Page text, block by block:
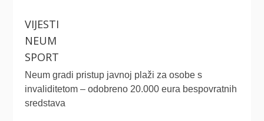
VIJESTI
NEUM
SPORT
Neum gradi pristup javnoj plaži za osobe s
invaliditetom – odobreno 20.000 eura bespovratnih
sredstava